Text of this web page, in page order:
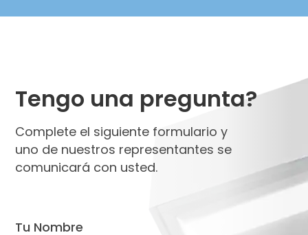
Tengo una pregunta?
Complete el siguiente formulario y
uno de nuestros representantes se
comunicará con usted.